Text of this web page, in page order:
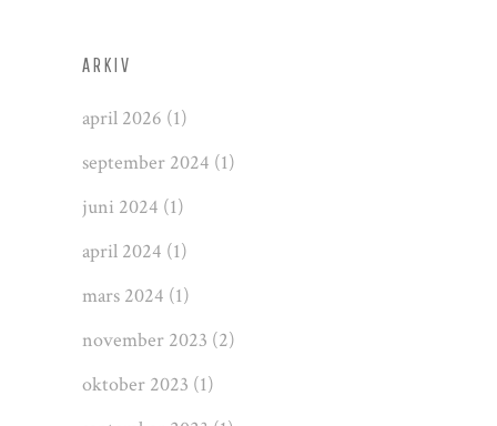
ARKIV
april 2026 (1)
september 2024 (1)
juni 2024 (1)
april 2024 (1)
mars 2024 (1)
november 2023 (2)
oktober 2023 (1)